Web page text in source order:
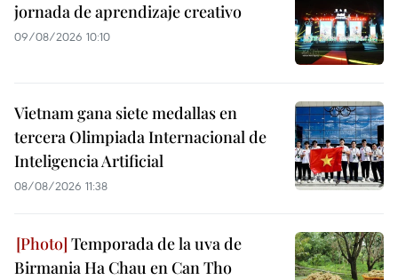
jornada de aprendizaje creativo
09/08/2026 10:10
Vietnam gana siete medallas en
tercera Olimpiada Internacional de
Inteligencia Artificial
08/08/2026 11:38
Temporada de la uva de
Birmania Ha Chau en Can Tho